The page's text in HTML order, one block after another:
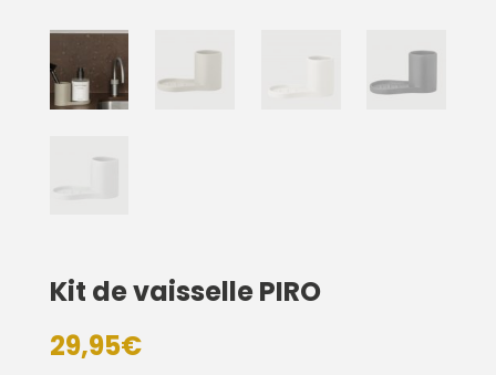
Kit de vaisselle PIRO
29,95€